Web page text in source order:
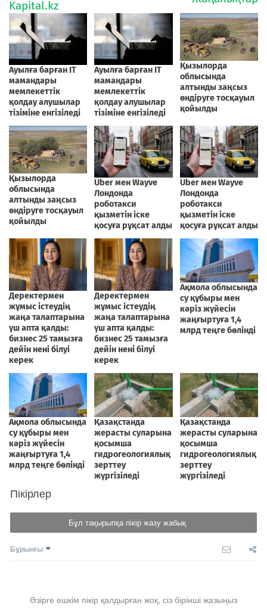
Пікірлер
Бұл тақырыпқа пікір жазу жабық
Бұрынғы
Әзірге ешкім пікір қалдырған жоқ, сіз бірінші жазыңыз